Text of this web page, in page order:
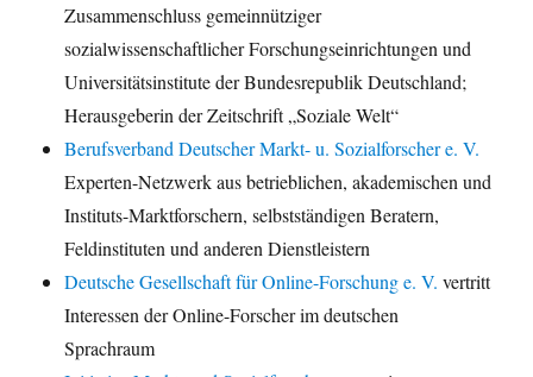
Zusammenschluss gemeinnütziger
sozialwissenschaftlicher Forschungseinrichtungen und
Universitätsinstitute der Bundesrepublik Deutschland;
Herausgeberin der Zeitschrift „Soziale Welt“
Berufsverband Deutscher Markt- u. Sozialforscher e. V.
Experten-Netzwerk aus betrieblichen, akademischen und
Instituts-Marktforschern, selbstständigen Beratern,
Feldinstituten und anderen Dienstleistern
Deutsche Gesellschaft für Online-Forschung e. V. vertritt
Interessen der Online-Forscher im deutschen
Sprachraum